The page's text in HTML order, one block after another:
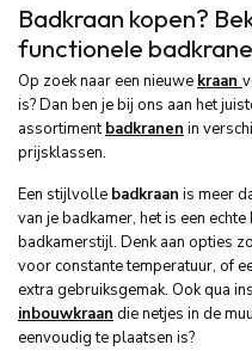
Badkraan kopen?
functionele
Op zoek naar een nieuwe kraan
is? Dan ben je bij ons aan het
assortimentbadkranen in
prijsklassen.
Een stijlvolle badkraan is meer
van je badkamer, het is een
badkamerstijl. Denk aan opties
voor constante temperatuur, of
extra gebruiksgemak. Ook qua
inbouwkraan die netjes in de
eenvoudig te plaatsen is?